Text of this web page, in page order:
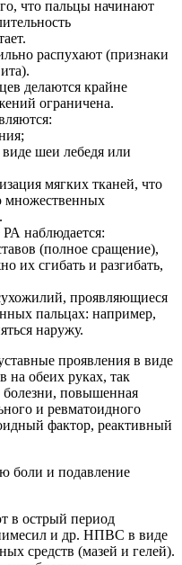
что пальцы начинают
распухают (признаки
делаются крайне
ограничена.
шеи лебедя или
мягких тканей, что
множественных
наблюдается:
(полное сращение),
их сгибать и разгибать,
проявляющиеся
пальцах: например,
наружу.
проявления в виде
на обеих руках, так
болезни, повышенная
и ревматоидного
фактор, реактивный
боли и подавление
в острый период
и др. НПВС в виде
средств (мазей и гелей).